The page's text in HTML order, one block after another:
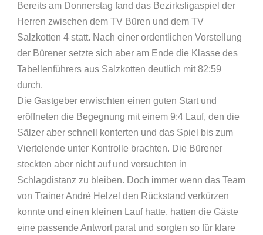
Bereits am Donnerstag fand das Bezirksligaspiel der
Herren zwischen dem TV Büren und dem TV
Salzkotten 4 statt. Nach einer ordentlichen Vorstellung
der Bürener setzte sich aber am Ende die Klasse des
Tabellenführers aus Salzkotten deutlich mit 82:59
durch.
Die Gastgeber erwischten einen guten Start und
eröffneten die Begegnung mit einem 9:4 Lauf, den die
Sälzer aber schnell konterten und das Spiel bis zum
Viertelende unter Kontrolle brachten. Die Bürener
steckten aber nicht auf und versuchten in
Schlagdistanz zu bleiben. Doch immer wenn das Team
von Trainer André Helzel den Rückstand verkürzen
konnte und einen kleinen Lauf hatte, hatten die Gäste
eine passende Antwort parat und sorgten so für klare